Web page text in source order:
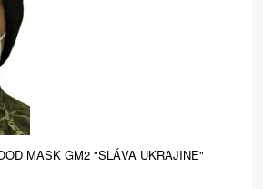
MASK GM2 "SLÁVA UKRAJINE"